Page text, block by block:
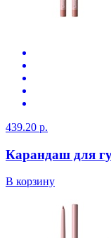
439.20 р.
Карандаш для
В корзину